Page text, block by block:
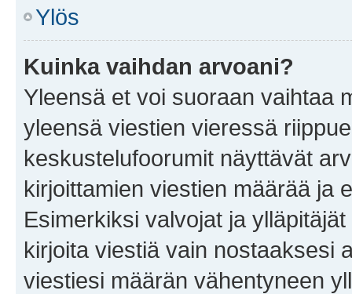
Ylös
Kuinka vaihdan arvoani?
Yleensä et voi suoraan vaihtaa
yleensä viestien vieressä
keskustelufoorumit näyttävät
kirjoittamien viestien määrää ja
Esimerkiksi valvojat ja
kirjoita viestiä vain nostaaksesi
viestiesi määrän vähentyneen